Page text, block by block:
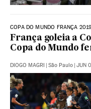
COPA DO MUNDO FRANÇA 2019
França goleia a
Copa do Mundo
DIOGO MAGRI | São Paulo | JUN